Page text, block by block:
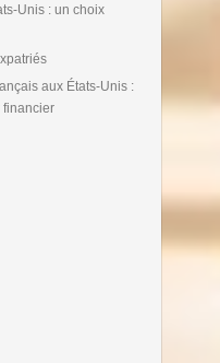
Unis : un choix
aux États-Unis :
financier